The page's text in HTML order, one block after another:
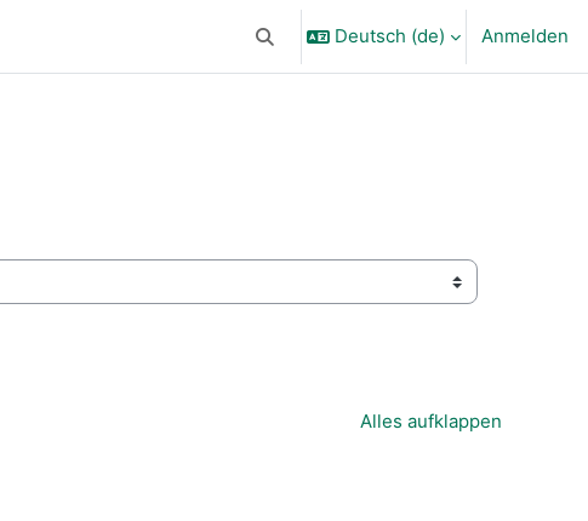
Sucheingabe umschalten
Deutsch ‎(de)‎ Anmelden
Alles aufklappen